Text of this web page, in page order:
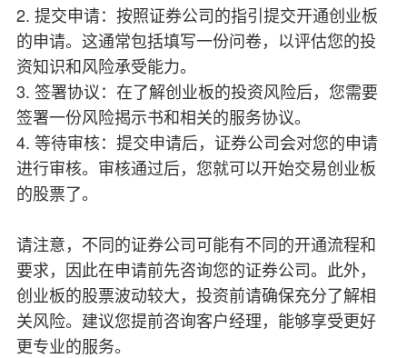
2. 提交申请：按照证券公司的指引提交开通创业板
的申请。这通常包括填写一份问卷，以评估您的投
资知识和风险承受能力。
3. 签署协议：在了解创业板的投资风险后，您需要
签署一份风险揭示书和相关的服务协议。
4. 等待审核：提交申请后，证券公司会对您的申请
进行审核。审核通过后，您就可以开始交易创业板
的股票了。
请注意，不同的证券公司可能有不同的开通流程和
要求，因此在申请前先咨询您的证券公司。此外，
创业板的股票波动较大，投资前请确保充分了解相
关风险。建议您提前咨询客户经理，能够享受更好
更专业的服务。